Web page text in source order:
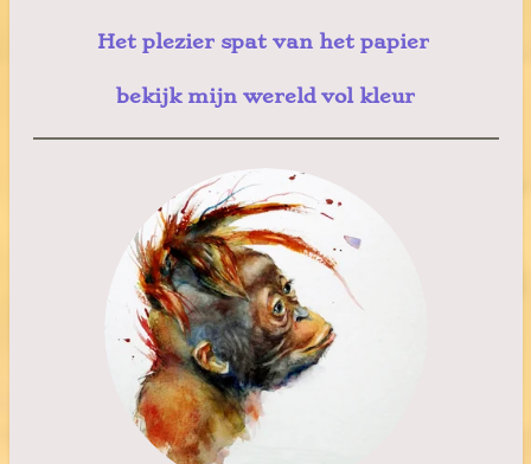
Het plezier spat van het papier
bekijk mijn wereld vol kleur